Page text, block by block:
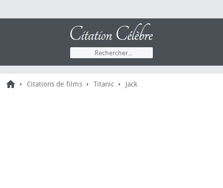
› Citations de films › Titanic › Jack